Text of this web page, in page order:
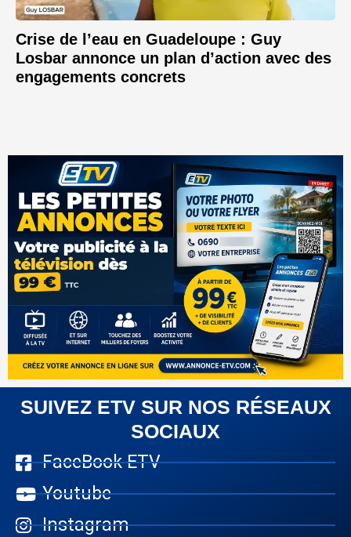
Crise de l’eau en Guadeloupe : Guy
Losbar annonce un plan d’action avec des
engagements concrets
SUIVEZ ETV SUR NOS RÉSEAUX
SOCIAUX
FaceBook ETV
Youtube
Instagram